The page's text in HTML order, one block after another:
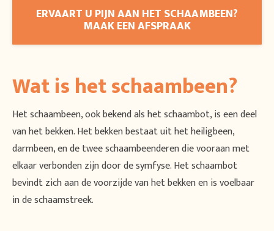
ERVAART U PIJN AAN HET SCHAAMBEEN?
MAAK EEN AFSPRAAK
Wat is het schaambeen?
Het schaambeen, ook bekend als het schaambot, is een deel
van het bekken. Het bekken bestaat uit het heiligbeen,
darmbeen, en de twee schaambeenderen die vooraan met
elkaar verbonden zijn door de symfyse. Het schaambot
bevindt zich aan de voorzijde van het bekken en is voelbaar
in de schaamstreek.